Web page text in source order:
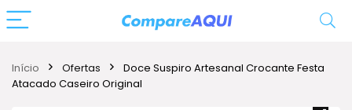
Início Ofertas
Doce Suspiro Artesanal Crocante Festa
Atacado Caseiro Original